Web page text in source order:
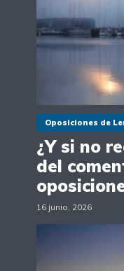
Oposiciones de
¿Y si no
del
16 junio, 2026